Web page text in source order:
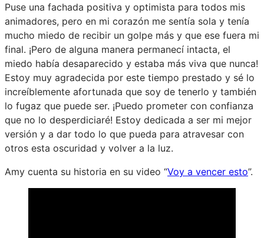
Puse una fachada positiva y optimista para todos mis
animadores, pero en mi corazón me sentía sola y tenía
mucho miedo de recibir un golpe más y que ese fuera mi
final. ¡Pero de alguna manera permanecí intacta, el
miedo había desaparecido y estaba más viva que nunca!
Estoy muy agradecida por este tiempo prestado y sé lo
increíblemente afortunada que soy de tenerlo y también
lo fugaz que puede ser. ¡Puedo prometer con confianza
que no lo desperdiciaré! Estoy dedicada a ser mi mejor
versión y a dar todo lo que pueda para atravesar con
otros esta oscuridad y volver a la luz.
Amy cuenta su historia en su video “Voy a vencer esto”.